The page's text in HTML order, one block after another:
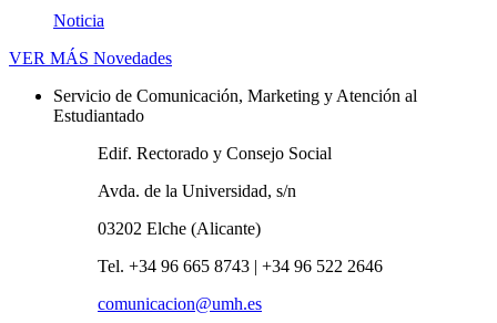
Noticia
VER MÁS Novedades
Servicio de Comunicación, Marketing y Atención al
Estudiantado
Edif. Rectorado y Consejo Social
Avda. de la Universidad, s/n
03202 Elche (Alicante)
Tel. +34 96 665 8743 | +34 96 522 2646
comunicacion@umh.es